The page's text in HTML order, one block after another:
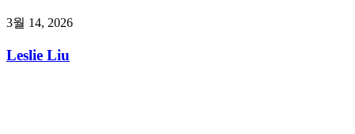
3월 14, 2026
Leslie Liu